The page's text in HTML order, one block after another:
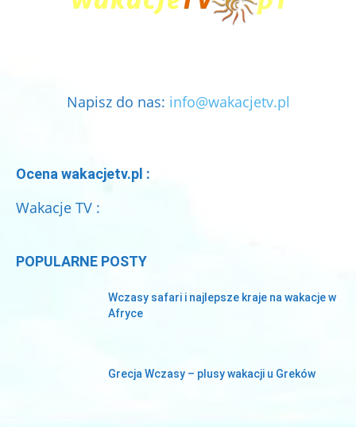
Napisz do nas: info@wakacjetv.pl
Ocena wakacjetv.pl :
Wakacje TV :
POPULARNE POSTY
Wczasy safari i najlepsze kraje na wakacje w
Afryce
Grecja Wczasy – plusy wakacji u Greków